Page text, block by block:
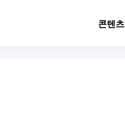
콘텐츠